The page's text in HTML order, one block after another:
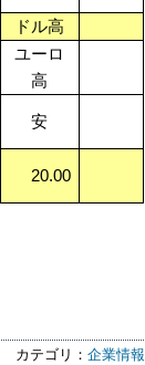
ドル高
ユーロ
高
安
20.00
カテゴリ： 企業情報